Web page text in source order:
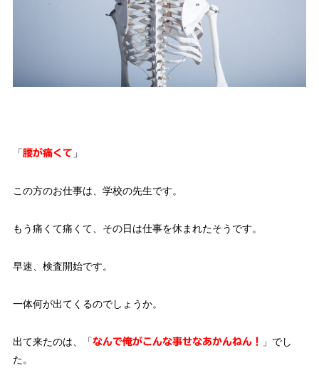
「腰が痛くて 」
この方のお仕事は、学校の先生です。
もう痛くて痛くて、その日は仕事を休まれたそうです。
早速、検査開始です。
一体何が出てくるのでしょうか。
出て来たのは、「なんで俺がこんな事せなあかんねん！
」でし
た。